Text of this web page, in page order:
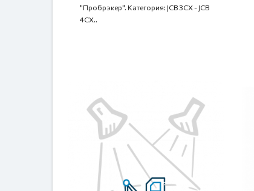
"Пробрэкер". Категория: JCB 3CX - JCB
4CX..